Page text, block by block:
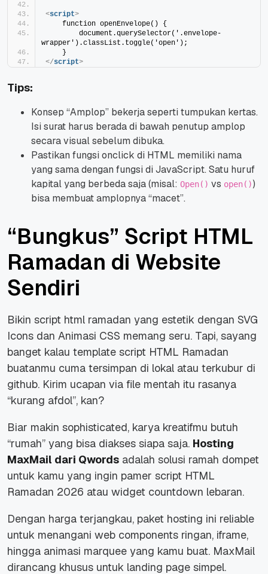
<script>
    function openEnvelope() {
        document.querySelector('.envelope-
wrapper').classList.toggle('open');
    }
</script>
Tips:
Konsep “Amplop” bekerja seperti tumpukan kertas.
Isi surat harus berada di bawah penutup amplop
secara visual sebelum dibuka.
Pastikan fungsi onclick di HTML memiliki nama
yang sama dengan fungsi di JavaScript. Satu huruf
kapital yang berbeda saja (misal: Open() vs open())
bisa membuat amplopnya “macet”.
“Bungkus” Script HTML
Ramadan di Website
Sendiri
Bikin script html ramadan yang estetik dengan SVG
Icons dan Animasi CSS memang seru. Tapi, sayang
banget kalau template script HTML Ramadan
buatanmu cuma tersimpan di lokal atau terkubur di
github. Kirim ucapan via file mentah itu rasanya
“kurang afdol”, kan?
Biar makin sophisticated, karya kreatifmu butuh
“rumah” yang bisa diakses siapa saja. Hosting
MaxMail dari Qwords adalah solusi ramah dompet
untuk kamu yang ingin pamer script HTML
Ramadan 2026 atau widget countdown lebaran.
Dengan harga terjangkau, paket hosting ini reliable
untuk menangani web components ringan, iframe,
hingga animasi marquee yang kamu buat. MaxMail
dirancang khusus untuk landing page simpel.